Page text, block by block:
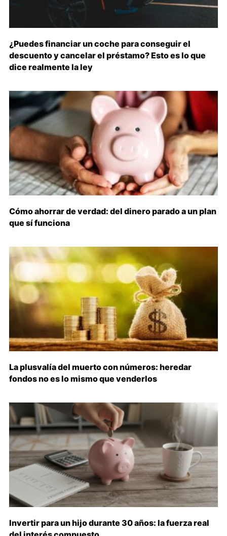
¿Puedes financiar un coche para conseguir el
descuento y cancelar el préstamo? Esto es lo que
dice realmente la ley
Cómo ahorrar de verdad: del dinero parado a un plan
que sí funciona
La plusvalía del muerto con números: heredar
fondos no es lo mismo que venderlos
Invertir para un hijo durante 30 años: la fuerza real